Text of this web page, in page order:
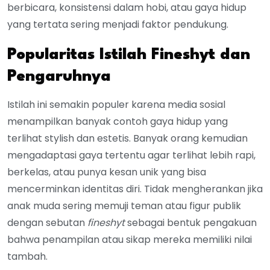
berbicara, konsistensi dalam hobi, atau gaya hidup
yang tertata sering menjadi faktor pendukung.
Popularitas Istilah Fineshyt dan
Pengaruhnya
Istilah ini semakin populer karena media sosial
menampilkan banyak contoh gaya hidup yang
terlihat stylish dan estetis. Banyak orang kemudian
mengadaptasi gaya tertentu agar terlihat lebih rapi,
berkelas, atau punya kesan unik yang bisa
mencerminkan identitas diri. Tidak mengherankan jika
anak muda sering memuji teman atau figur publik
dengan sebutan fineshytsebagai bentuk pengakuan
bahwa penampilan atau sikap mereka memiliki nilai
tambah.